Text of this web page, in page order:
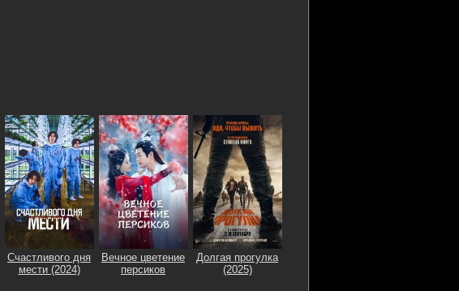
Счастливого дня
мести (2024)
Вечное цветение
персиков
Долгая прогулка
(2025)